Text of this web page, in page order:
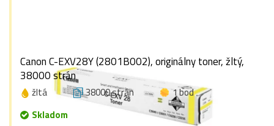
Canon C-EXV28Y (2801B002), originálny toner, žltý,
38000 strán
žltá 38000 strán
1 bod
Skladom